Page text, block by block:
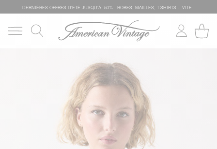
DERNIÈRES OFFRES D'ÉTÊ JUSQU'À -50% : ROBES, MAILLES, T-SHIRTS... VITE !